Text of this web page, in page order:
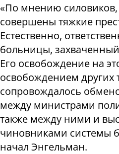
«По мнению
совершены тяжкие
Естественно,
больницы,
Его освобождение на
освобождением других
сопровождалось
между министрами
также между ними и
чиновниками системы
начал Энгельман.